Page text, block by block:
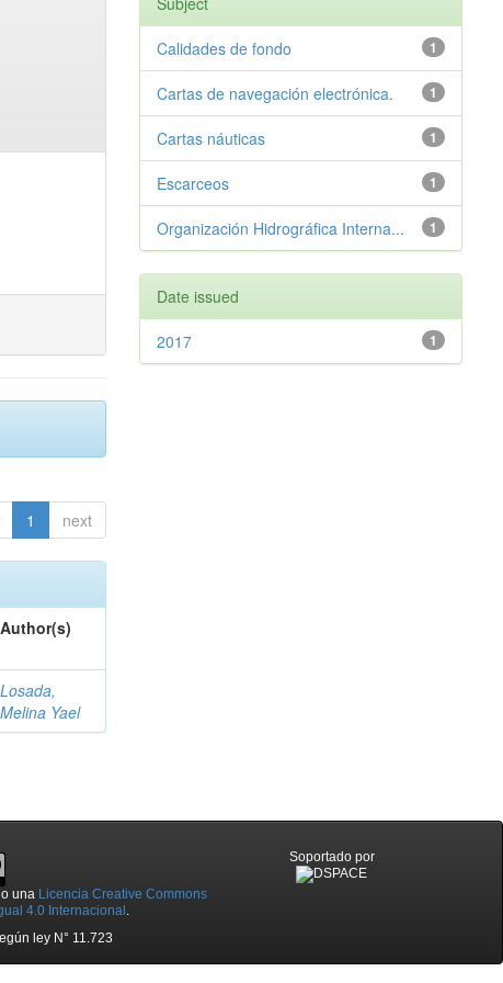
1 next
Author(s)
Losada,
Melina Yael
1
Calidades de fondo
1
Cartas de navegación electrónica.
1
Cartas náuticas
1
Escarceos
1
Organización Hidrográfica Interna...
Date issued
1
2017
una Licencia Creative Commons
4.0 Internacional .
ley N° 11.723
Soportado por